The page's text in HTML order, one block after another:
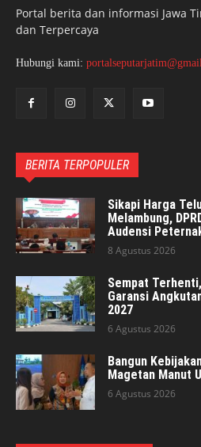
Portal berita dan informasi Jawa
dan Terpercaya
Hubungi kami:
BERITA TERPOPULER
Sikapi Harga
Melambung,
Audensi
8 Agustus 2026
Sempat
Garansi
2027
6 Agustus 2026
Bangun
Magetan Manut
6 Agustus 2026